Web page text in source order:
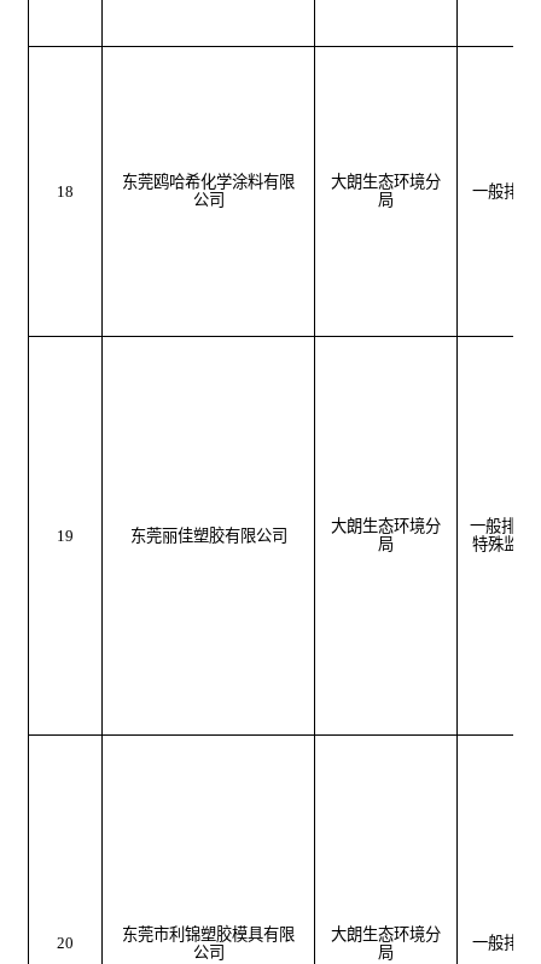
18
东莞鸥哈希化学涂料有限
公司
大朗生态环境分
局
一般排污
19 东莞丽佳塑胶有限公司
大朗生态环境分
局
一般排污
特殊监管
20
东莞市利锦塑胶模具有限
公司
大朗生态环境分
局
一般排污